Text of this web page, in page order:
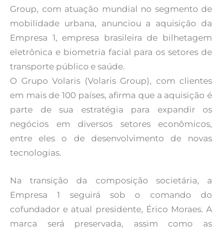
Group, com atuação mundial no segmento de
mobilidade urbana, anunciou a aquisição da
Empresa 1, empresa brasileira de bilhetagem
eletrônica e biometria facial para os setores de
transporte público e saúde.
O Grupo Volaris (Volaris Group), com clientes
em mais de 100 países, afirma que a aquisição é
parte de sua estratégia para expandir os
negócios em diversos setores econômicos,
entre eles o de desenvolvimento de novas
tecnologias.
Na transição da composição societária, a
Empresa 1 seguirá sob o comando do
cofundador e atual presidente, Érico Moraes. A
marca será preservada, assim como as